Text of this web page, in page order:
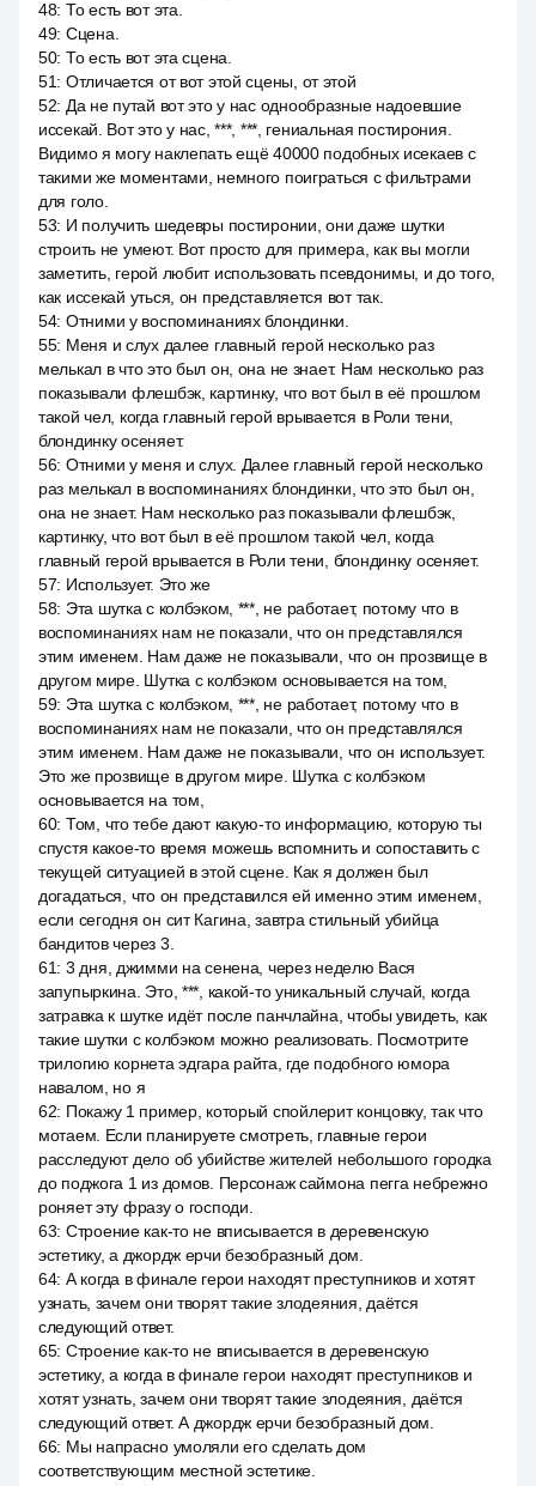
48: То есть вот эта.
49: Сцена.
50: То есть вот эта сцена.
51: Отличается от вот этой сцены, от этой
52: Да не путай вот это у нас однообразные надоевшие
иссекай. Вот это у нас, ***, ***, гениальная постирония.
Видимо я могу наклепать ещё 40000 подобных исекаев с
такими же моментами, немного поиграться с фильтрами
для голо.
53: И получить шедевры постиронии, они даже шутки
строить не умеют. Вот просто для примера, как вы могли
заметить, герой любит использовать псевдонимы, и до того,
как иссекай уться, он представляется вот так.
54: Отними у воспоминаниях блондинки.
55: Меня и слух далее главный герой несколько раз
мелькал в что это был он, она не знает. Нам несколько раз
показывали флешбэк, картинку, что вот был в её прошлом
такой чел, когда главный герой врывается в Роли тени,
блондинку осеняет.
56: Отними у меня и слух. Далее главный герой несколько
раз мелькал в воспоминаниях блондинки, что это был он,
она не знает. Нам несколько раз показывали флешбэк,
картинку, что вот был в её прошлом такой чел, когда
главный герой врывается в Роли тени, блондинку осеняет.
57: Использует. Это же
58: Эта шутка с колбэком, ***, не работает, потому что в
воспоминаниях нам не показали, что он представлялся
этим именем. Нам даже не показывали, что он прозвище в
другом мире. Шутка с колбэком основывается на том,
59: Эта шутка с колбэком, ***, не работает, потому что в
воспоминаниях нам не показали, что он представлялся
этим именем. Нам даже не показывали, что он использует.
Это же прозвище в другом мире. Шутка с колбэком
основывается на том,
60: Том, что тебе дают какую-то информацию, которую ты
спустя какое-то время можешь вспомнить и сопоставить с
текущей ситуацией в этой сцене. Как я должен был
догадаться, что он представился ей именно этим именем,
если сегодня он сит Кагина, завтра стильный убийца
бандитов через 3.
61: 3 дня, джимми на сенена, через неделю Вася
запупыркина. Это, ***, какой-то уникальный случай, когда
затравка к шутке идёт после панчлайна, чтобы увидеть, как
такие шутки с колбэком можно реализовать. Посмотрите
трилогию корнета эдгара райта, где подобного юмора
навалом, но я
62: Покажу 1 пример, который спойлерит концовку, так что
мотаем. Если планируете смотреть, главные герои
расследуют дело об убийстве жителей небольшого городка
до поджога 1 из домов. Персонаж саймона пегга небрежно
роняет эту фразу о господи.
63: Строение как-то не вписывается в деревенскую
эстетику, а джордж ерчи безобразный дом.
64: А когда в финале герои находят преступников и хотят
узнать, зачем они творят такие злодеяния, даётся
следующий ответ.
65: Строение как-то не вписывается в деревенскую
эстетику, а когда в финале герои находят преступников и
хотят узнать, зачем они творят такие злодеяния, даётся
следующий ответ. А джордж ерчи безобразный дом.
66: Мы напрасно умоляли его сделать дом
соответствующим местной эстетике.